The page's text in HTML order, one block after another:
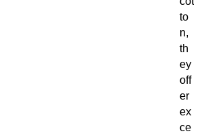
to
n,
th
ey
off
er
ex
ce